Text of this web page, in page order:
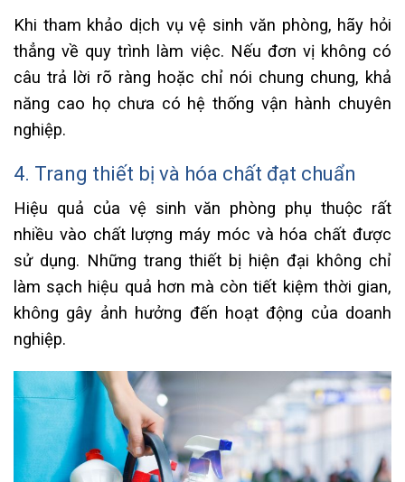
Khi tham khảo dịch vụ vệ sinh văn phòng, hãy hỏi
thẳng về quy trình làm việc. Nếu đơn vị không có
câu trả lời rõ ràng hoặc chỉ nói chung chung, khả
năng cao họ chưa có hệ thống vận hành chuyên
nghiệp.
4. Trang thiết bị và hóa chất đạt chuẩn
Hiệu quả của vệ sinh văn phòng phụ thuộc rất
nhiều vào chất lượng máy móc và hóa chất được
sử dụng. Những trang thiết bị hiện đại không chỉ
làm sạch hiệu quả hơn mà còn tiết kiệm thời gian,
không gây ảnh hưởng đến hoạt động của doanh
nghiệp.